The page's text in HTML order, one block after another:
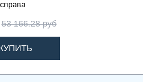
53 166.28 руб